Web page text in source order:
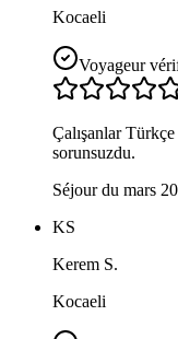
Kocaeli
Voyageur
Çalışanlar
sorunsuzdu.
Séjour du mars
KS
Kerem S.
Kocaeli